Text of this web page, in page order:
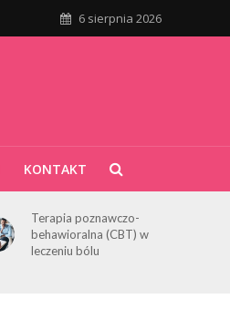
6 sierpnia 2026
KONTAKT
Terapia poznawczo-
behawioralna (CBT) w
leczeniu bólu